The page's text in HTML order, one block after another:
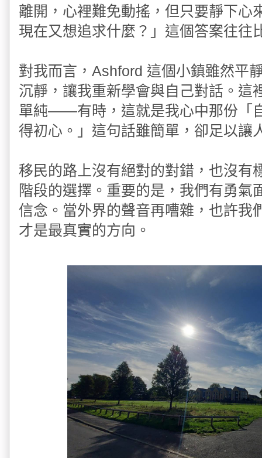
離開，心裡難免動搖，但只要靜下心
現在又想追求什麼？」這個答案往往
對我而言，Ashford 這個小鎮雖然平
沉靜，讓我重新學會與自己對話。這
單純——有時，這就是我心中那份「
得初心。」這句話雖簡單，卻足以讓
移民的路上沒有絕對的對錯，也沒有
階段的選擇。重要的是，我們有勇氣
信念。當外界的聲音再嘈雜，也許
才是最真實的方向。